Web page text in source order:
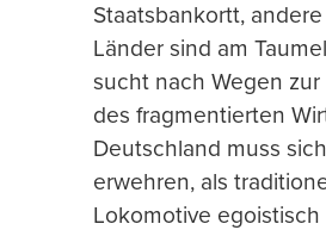
Staatsbankortt,
Länder sind am
sucht nach Wegen zur
des fragmentierten
Deutschland muss
erwehren, als
Lokomotive egoistisch